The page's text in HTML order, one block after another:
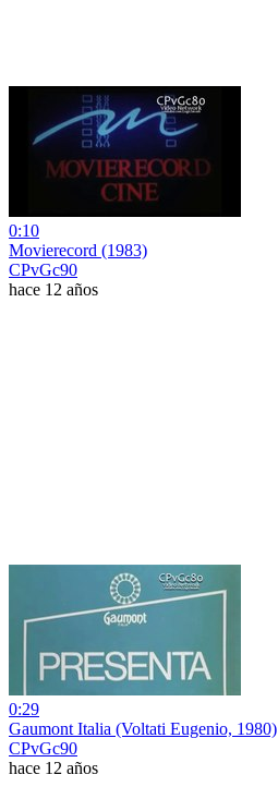
0:10
Movierecord (1983)
CPvGc90
hace 12 años
0:29
Gaumont Italia (Voltati Eugenio, 1980)
CPvGc90
hace 12 años